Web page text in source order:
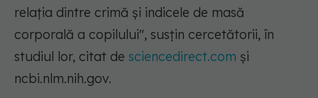
relația dintre crimă și indicele de masă
corporală a copilului", susțin cercetătorii, în
studiul lor, citat de sciencedirect.com și
ncbi.nlm.nih.gov.